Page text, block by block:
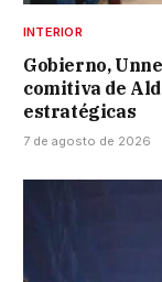
INTERIOR
Gobierno,
comitiva de
estratégicas
7 de agosto de 2026